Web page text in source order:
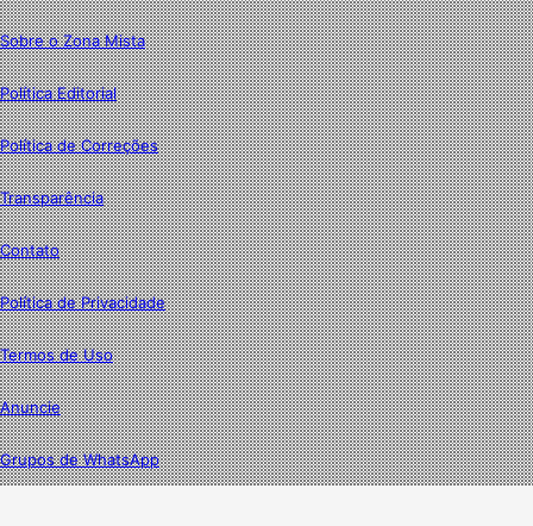
Sobre o Zona Mista
Política Editorial
Política de Correções
Transparência
Contato
Política de Privacidade
Termos de Uso
Anuncie
Grupos de WhatsApp